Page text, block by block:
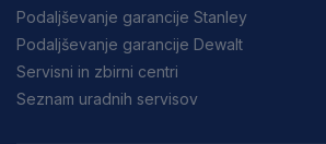
Podaljševanje garancije Stanley
Podaljševanje garancije Dewalt
Servisni in zbirni centri
Seznam uradnih servisov